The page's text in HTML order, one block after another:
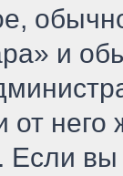
и
него
Если